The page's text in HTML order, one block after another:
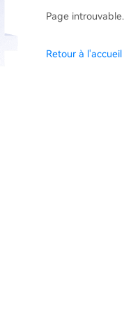
Page introuvable.
Retour à l'accueil